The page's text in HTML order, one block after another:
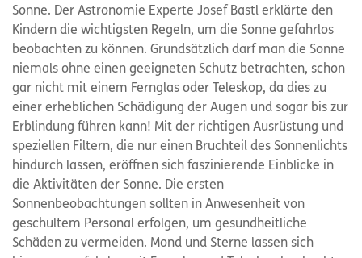
Sonne. Der Astronomie Experte Josef Bastl erklärte den
Kindern die wichtigsten Regeln, um die Sonne gefahrlos
beobachten zu können. Grundsätzlich darf man die Sonne
niemals ohne einen geeigneten Schutz betrachten, schon
gar nicht mit einem Fernglas oder Teleskop, da dies zu
einer erheblichen Schädigung der Augen und sogar bis zur
Erblindung führen kann! Mit der richtigen Ausrüstung und
speziellen Filtern, die nur einen Bruchteil des Sonnenlichts
hindurch lassen, eröffnen sich faszinierende Einblicke in
die Aktivitäten der Sonne. Die ersten
Sonnenbeobachtungen sollten in Anwesenheit von
geschultem Personal erfolgen, um gesundheitliche
Schäden zu vermeiden. Mond und Sterne lassen sich